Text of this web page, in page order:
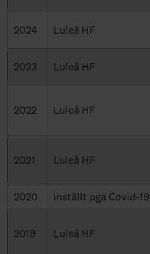
2024 Luleå HF
2023 Luleå HF
2022 Luleå HF
2021 Luleå HF
2020
Inställt pga Covid-19
2019 Luleå HF